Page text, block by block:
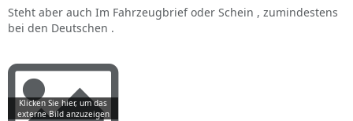
Steht aber auch Im Fahrzeugbrief oder Schein , zumindestens
bei den Deutschen .